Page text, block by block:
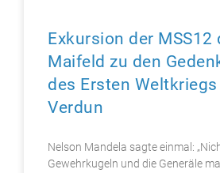
Exkursion der MSS12
Maifeld zu den
des Ersten
Verdun
Nelson Mandela sagte einmal:
Gewehrkugeln und die Generäle